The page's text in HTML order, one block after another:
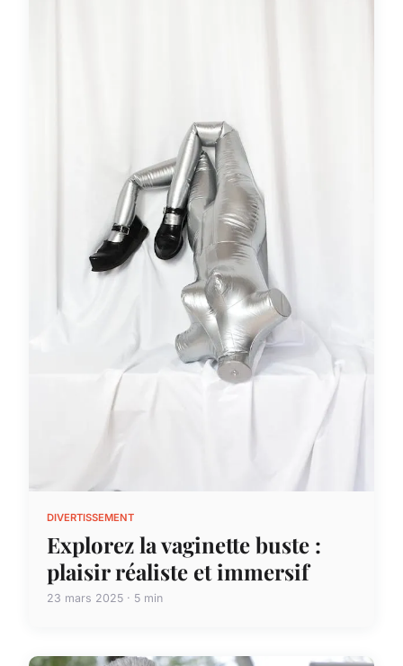
DIVERTISSEMENT
Explorez la vaginette buste :
plaisir réaliste et immersif
23 mars 2025 · 5 min